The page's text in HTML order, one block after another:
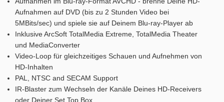
Aufnahmen auf DVD (bis zu 2 Stunden Video bei
5MBits/sec) und spiele sie auf Deinem Blu-ray-Player ab
Inklusive ArcSoft TotalMedia Extreme, TotalMedia Theater
und MediaConverter
Video-Loop für gleichzeitiges Schauen und Aufnehmen von
HD-Inhalten
PAL, NTSC and SECAM Support
IR-Blaster zum Wechseln der Kanäle Deines HD-Receivers
oder Deiner Set Top Box